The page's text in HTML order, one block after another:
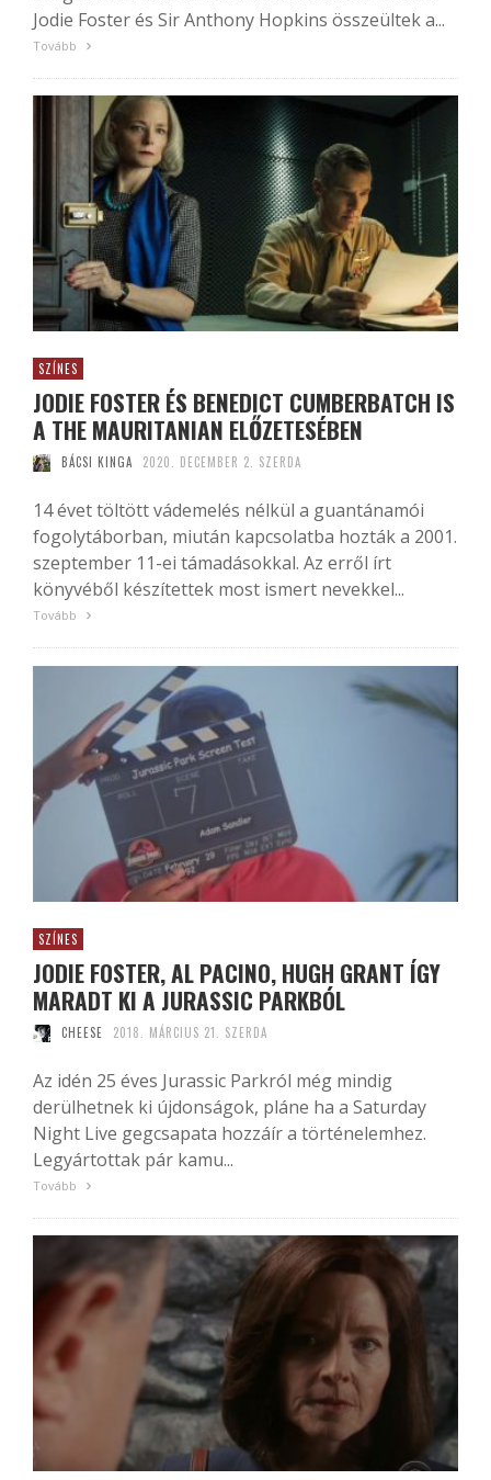
Jodie Foster és Sir Anthony Hopkins összeültek a...
Tovább
SZÍNES
JODIE FOSTER ÉS BENEDICT CUMBERBATCH IS
A THE MAURITANIAN ELŐZETESÉBEN
BÁCSI KINGA 2020. DECEMBER 2. SZERDA
14 évet töltött vádemelés nélkül a guantánamói
fogolytáborban, miután kapcsolatba hozták a 2001.
szeptember 11-ei támadásokkal. Az erről írt
könyvéből készítettek most ismert nevekkel...
Tovább
SZÍNES
JODIE FOSTER, AL PACINO, HUGH GRANT ÍGY
MARADT KI A JURASSIC PARKBÓL
CHEESE 2018. MÁRCIUS 21. SZERDA
Az idén 25 éves Jurassic Parkról még mindig
derülhetnek ki újdonságok, pláne ha a Saturday
Night Live gegcsapata hozzáír a történelemhez.
Legyártottak pár kamu...
Tovább